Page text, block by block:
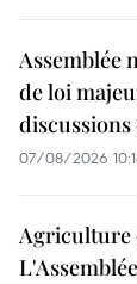
Assemblée
de loi
07/08/2026
Agriculture